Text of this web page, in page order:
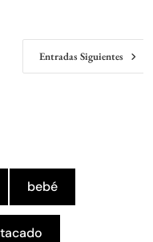
Entradas Siguientes
bebé